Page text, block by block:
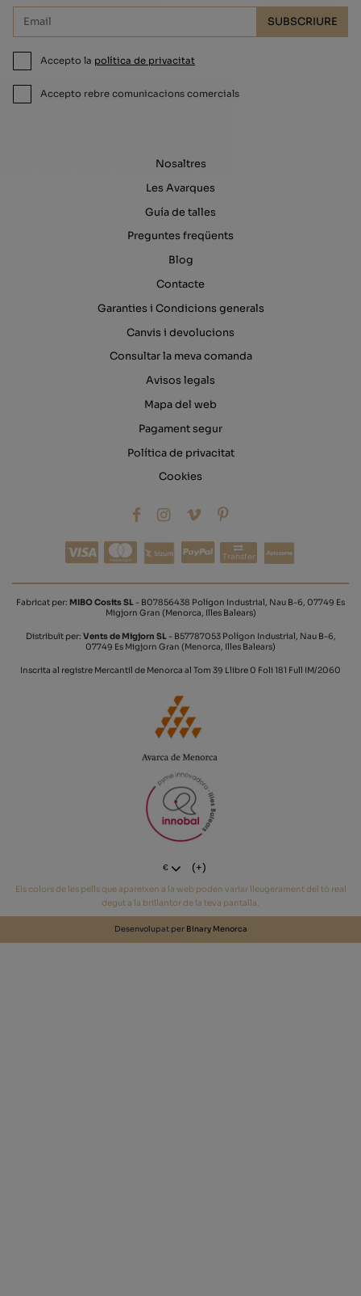
SUBSCRIURE
Accepto la política de privacitat
Accepto rebre comunicacions comercials
Nosaltres
Les Avarques
Guía de talles
Preguntes freqüents
Blog
Contacte
Garanties i Condicions generals
Canvis i devolucions
Consultar la meva comanda
Avisos legals
Mapa del web
Pagament segur
Política de privacitat
Cookies
Transfer
Fabricat per: MIBO Cosits SL - B07856438 Polígon Industrial, Nau B-6, 07749 Es
Migjorn Gran (Menorca, Illes Balears)
Distribuït per: Vents de Migjorn SL- B57787053 Polígon Industrial, Nau B-6,
07749 Es Migjorn Gran (Menorca, Illes Balears)
Inscrita al registre Mercantil de Menorca al Tom 39 Llibre 0 Foli 181 Full IM/2060
€ (+)
Els colors de les pells que apareixen a la web poden variar lleugerament del tò real
degut a la brillantor de la teva pantalla.
Desenvolupat per Binary Menorca